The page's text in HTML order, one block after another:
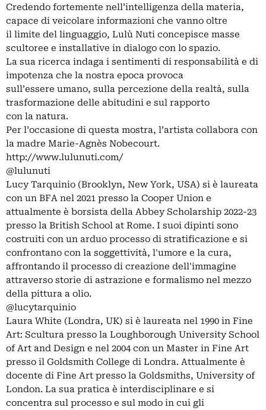
Credendo fortemente nell’intelligenza della materia,
capace di veicolare informazioni che vanno oltre
il limite del linguaggio, Lulù Nuti concepisce masse
scultoree e installative in dialogo con lo spazio.
La sua ricerca indaga i sentimenti di responsabilità e di
impotenza che la nostra epoca provoca
sull’essere umano, sulla percezione della realtà, sulla
trasformazione delle abitudini e sul rapporto
con la natura.
Per l’occasione di questa mostra, l’artista collabora con
la madre Marie-Agnès Nobecourt.
http://www.lulunuti.com/
@lulunuti
Lucy Tarquinio (Brooklyn, New York, USA) si è laureata
con un BFA nel 2021 presso la Cooper Union e
attualmente è borsista della Abbey Scholarship 2022-23
presso la British School at Rome. I suoi dipinti sono
costruiti con un arduo processo di stratificazione e si
confrontano con la soggettività, l'umore e la cura,
affrontando il processo di creazione dell'immagine
attraverso storie di astrazione e formalismo nel mezzo
della pittura a olio.
@lucytarquinio
Laura White (Londra, UK) si è laureata nel 1990 in Fine
Art: Scultura presso la Loughborough University School
of Art and Design e nel 2004 con un Master in Fine Art
presso il Goldsmith College di Londra. Attualmente è
docente di Fine Art presso la Goldsmiths, University of
London. La sua pratica è interdisciplinare e si
concentra sul processo e sul modo in cui gli